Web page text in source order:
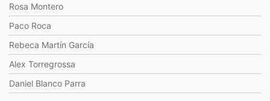
Rosa Montero
Paco Roca
Rebeca Martín García
Alex Torregrossa
Daniel Blanco Parra